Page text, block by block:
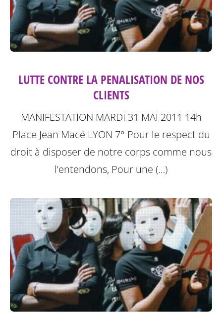
LUTTE CONTRE LA PENALISATION DE NOS
CLIENTS
MANIFESTATION MARDI 31 MAI 2011 14h
Place Jean Macé LYON 7° Pour le respect du
droit à disposer de notre corps comme nous
l’entendons, Pour une (…)